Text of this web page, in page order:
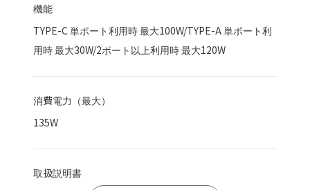
機能
TYPE-C 単ポート利用時 最大100W/TYPE-A 単ポート利
用時 最大30W/2ポート以上利用時 最大120W
消費電力（最大）
135W
取扱説明書